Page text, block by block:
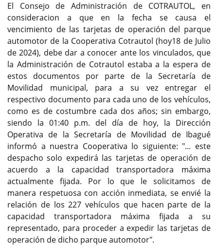
El Consejo de Administración de COTRAUTOL, en
consideracion a que en la fecha se causa el
vencimiento de las tarjetas de operación del parque
automotor de la Cooperativa Cotrautol (hoy18 de Julio
de 2024), debe dar a conocer ante los vinculados, que
la Administración de Cotrautol estaba a la espera de
estos documentos por parte de la Secretaría de
Movilidad municipal, para a su vez entregar el
respectivo documento para cada uno de los vehículos,
como es de costumbre cada dos años; sin embargo,
siendo la 01:40 p.m. del día de hoy, la Dirección
Operativa de la Secretaría de Movilidad de Ibagué
informó a nuestra Cooperativa lo siguiente: "... este
despacho solo expedirá las tarjetas de operación de
acuerdo a la capacidad transportadora máxima
actualmente fijada. Por lo que le solicitamos de
manera respetuosa con acción inmediata, se envié la
relación de los 227 vehículos que hacen parte de la
capacidad transportadora máxima fijada a su
representado, para proceder a expedir las tarjetas de
operación de dicho parque automotor".